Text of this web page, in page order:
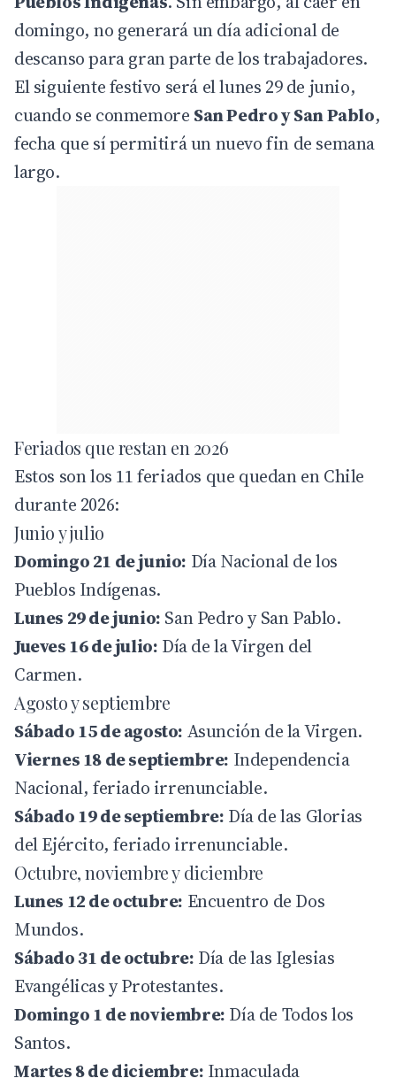
domingo, no generará un día adicional de
descanso para gran parte de los trabajadores.
El siguiente festivo será el lunes 29 de junio,
cuando se conmemore San Pedro y San Pablo,
fecha que sí permitirá un nuevo fin de semana
largo.
Feriados que restan en 2026
Estos son los 11 feriados que quedan en Chile
durante 2026:
Junio y julio
Domingo 21 de junio: Día Nacional de los
Pueblos Indígenas.
Lunes 29 de junio: San Pedro y San Pablo.
Jueves 16 de julio: Día de la Virgen del
Carmen.
Agosto y septiembre
Sábado 15 de agosto: Asunción de la Virgen.
Viernes 18 de septiembre: Independencia
Nacional, feriado irrenunciable.
Sábado 19 de septiembre: Día de las Glorias
del Ejército, feriado irrenunciable.
Octubre, noviembre y diciembre
Lunes 12 de octubre: Encuentro de Dos
Mundos.
Sábado 31 de octubre: Día de las Iglesias
Evangélicas y Protestantes.
Domingo 1 de noviembre: Día de Todos los
Santos.
Martes 8 de diciembre: Inmaculada